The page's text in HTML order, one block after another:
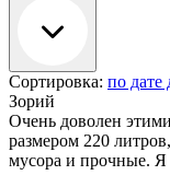
Сортировка: по дате
Зорий
Очень доволен
размером 220
мусора и прочные. Я